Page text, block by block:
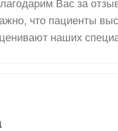
Вас за
что пациенты
наших